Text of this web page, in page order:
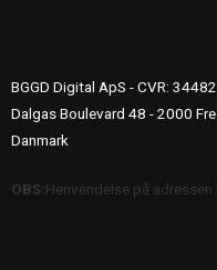
BGGD Digital ApS - CVR:
Dalgas Boulevard 48 - 2000
Danmark
OBS:Henvendelse på